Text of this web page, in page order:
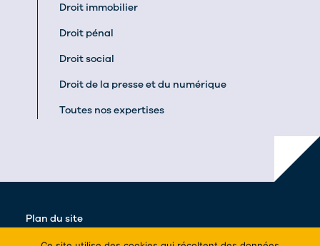
Droit immobilier
Droit pénal
Droit social
Droit de la presse et du numérique
Toutes nos expertises
Plan du site
Actualités